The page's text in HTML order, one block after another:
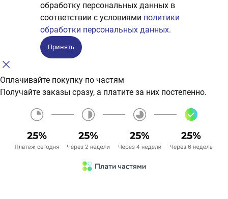
обработку персональных данных в
соответствии с условиями политики
обработки персональных данных.
Принять
Оплачивайте покупку по частям
Получайте заказы сразу, а платите за них постепенно.